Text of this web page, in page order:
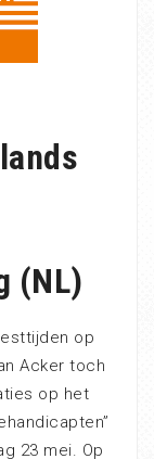
(NL)
op
Acker toch
op het
23 mei. Op